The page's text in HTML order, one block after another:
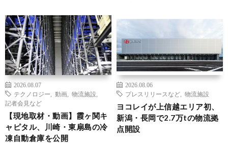
2026.08.07
テクノロジー
動画 物流施設
記者会見など
【現地取材・動画】霞ヶ関キ
ャピタル、川崎・東扇島の冷
凍自動倉庫を公開
2026.08.06
プレスリリースなど
物流施設
ヨコレイが上信越エリア初、
新潟・長岡で2.7万tの物流拠
点開設